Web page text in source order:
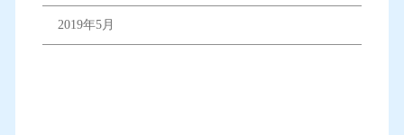
2019年5月